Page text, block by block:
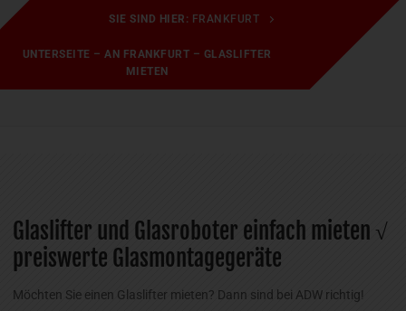
SIE SIND HIER: FRANKFURT
UNTERSEITE – AN FRANKFURT – GLASLIFTER
MIETEN
Glaslifter und Glasroboter einfach mieten √
preiswerte Glasmontagegeräte
Möchten Sie einen Glaslifter mieten? Dann sind bei ADW richtig!